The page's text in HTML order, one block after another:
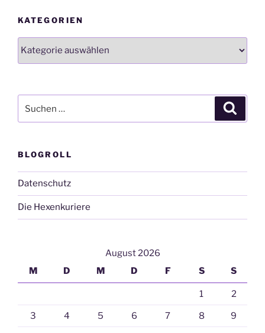
KATEGORIEN
nach:
BLOGROLL
Datenschutz
Die Hexenkuriere
August 2026
M
D M D F S S
1 2
3 4 5 6 7 8 9